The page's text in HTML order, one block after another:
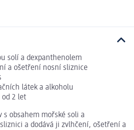
solí a dexpanthenolem
a ošetření nosní sliznice
látek a alkoholu
od 2 let
s obsahem mořské soli a
a dodává ji zvlhčení, ošetření a